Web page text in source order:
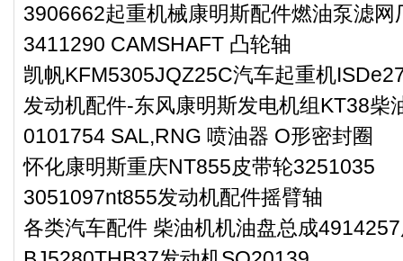
3906662起重机械康明斯配件燃油泵滤网
3411290 CAMSHAFT 凸轮轴
凯帆KFM5305JQZ25C汽车起重机
发动机配件-东风康明斯发电机组KT38柴
0101754 SAL,RNG 喷油器 O形密封圈
怀化康明斯重庆NT855皮带轮3251035
3051097nt855发动机配件摇臂轴
各类汽车配件 柴油机机油盘总成